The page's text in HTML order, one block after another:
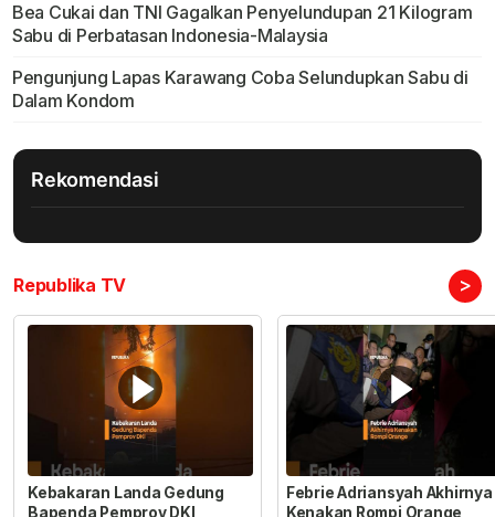
Bea Cukai dan TNI Gagalkan Penyelundupan 21 Kilogram
Sabu di Perbatasan Indonesia-Malaysia
Pengunjung Lapas Karawang Coba Selundupkan Sabu di
Dalam Kondom
Rekomendasi
Republika TV >
Kebakaran Landa Gedung
Bapenda Pemprov DKI
Febrie Adriansyah Akhirnya
Kenakan Rompi Orange